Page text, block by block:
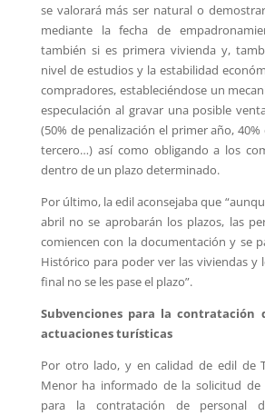
se valorará más ser natural o
mediante la fecha de
también si es primera vivienda y,
nivel de estudios y la estabilidad
compradores, estableciéndose un
especulación al gravar una posible
(50% de penalización el primer año,
tercero…) así como obligando a los
dentro de un plazo determinado.
Por último, la edil aconsejaba que
abril no se aprobarán los plazos, las
comiencen con la documentación y se
Histórico para poder ver las viviendas y
final no se les pase el plazo”.
Subvenciones para la contratación
actuaciones turísticas
Por otro lado, y en calidad de edil de
Menor ha informado de la solicitud de
para la contratación de personal